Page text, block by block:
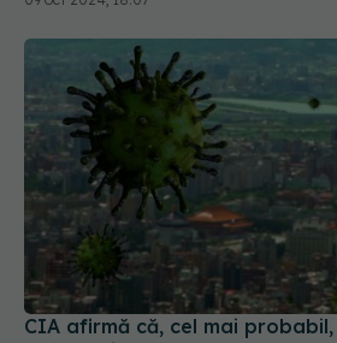
CIA afirmă că, cel mai probabil,